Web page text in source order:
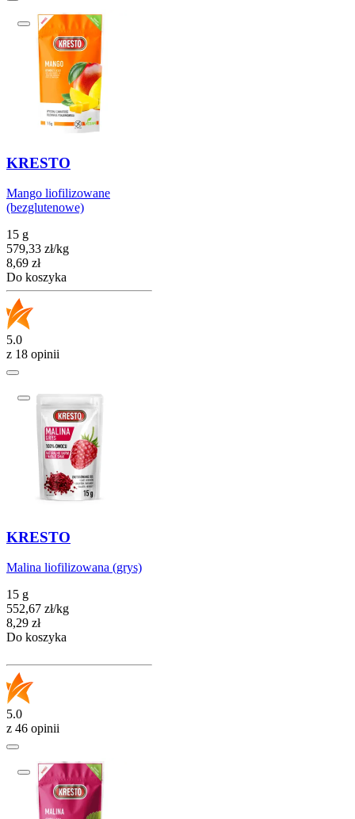
KRESTO
Mango liofilizowane
(bezglutenowe)
15 g
579,33 zł/kg
Cena
8,69 zł
Do koszyka
5.0
z 18 opinii
KRESTO
Malina liofilizowana (grys)
15 g
552,67 zł/kg
Cena
8,29 zł
Do koszyka
5.0
z 46 opinii